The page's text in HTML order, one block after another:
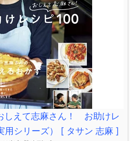
しえて志麻さん！ お助けレ
用シリーズ） [ タサン 志麻 ]